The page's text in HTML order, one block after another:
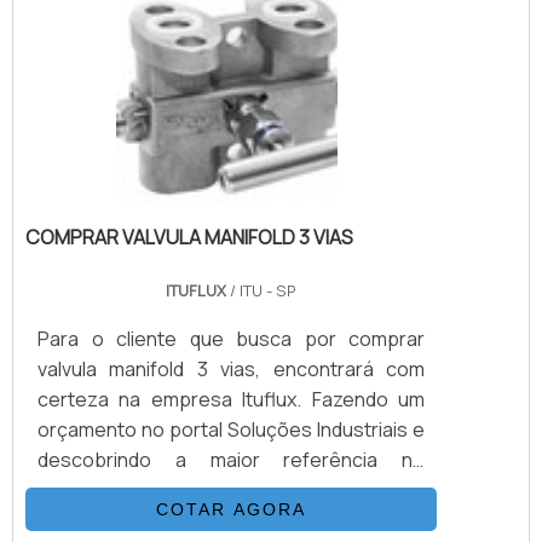
operação e nos manejos para os
usuários.A instalação do produto torna os
processos muito eficazes e rentáveis. Ele
COMPRAR VALVULA MANIFOLD 3 VIAS
ITUFLUX / ITU - SP
Para o cliente que busca por comprar
valvula manifold 3 vias, encontrará com
certeza na empresa Ituflux. Fazendo um
orçamento no portal Soluções Industriais e
descobrindo a maior referência no
mercado em seu próprio segmento.
Quando a busca é por comprar valvula
COTAR AGORA